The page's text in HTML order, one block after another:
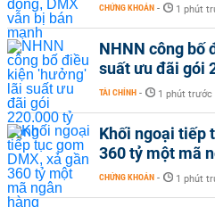
CHỨNG KHOÁN - 1 phút
NHNN công bố
suất ưu đãi gói
TÀI CHÍNH - 1 phút trước
Khối ngoại tiếp
360 tỷ một mã
CHỨNG KHOÁN - 1 phút